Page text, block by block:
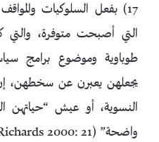
17) بفعل السلوكيات
التي أصبحت متوفرة،
طوباوية وموضوع برامج
يجعلهن يعبرن عن سخطهن،
النسوية، أو عيش “حياتهن